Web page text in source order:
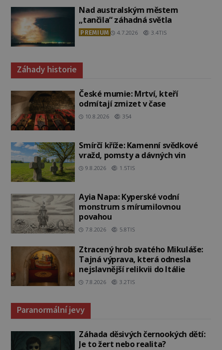
Nad australským městem
„tančila“ záhadná světla
PREMIUM 4.7.2026 3.4TIS
Záhady historie
České mumie: Mrtví, kteří
odmítají zmizet v čase
10.8.2026 354
Smírčí kříže: Kamenní svědkové
vražd, pomsty a dávných vin
9.8.2026 1.5TIS
Ayia Napa: Kyperské vodní
monstrum s mírumilovnou
povahou
7.8.2026 5.8TIS
Ztracený hrob svatého Mikuláše:
Tajná výprava, která odnesla
nejslavnější relikvii do Itálie
7.8.2026 3.2TIS
Paranormální jevy
Záhada děsivých černookých dětí:
Je to žert nebo realita?